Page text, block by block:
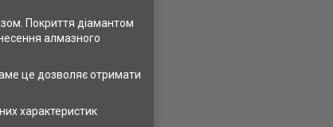
Покриття діамантом
алмазного
це дозволяє отримати
характеристик